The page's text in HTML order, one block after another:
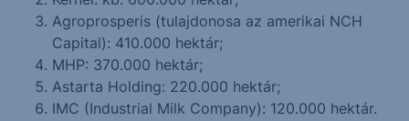
Agroprosperis (tulajdonosa az amerikai NCH
Capital): 410.000 hektár;
MHP: 370.000 hektár;
Astarta Holding: 220.000 hektár;
IMC (Industrial Milk Company): 120.000 hektár.